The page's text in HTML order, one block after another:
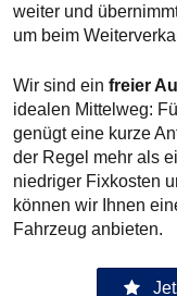
weiter und
um beim
Wir sind ein freier
idealen Mittelweg:
genügt eine kurze
der Regel mehr als
niedriger Fixkosten
können wir Ihnen
Fahrzeug anbieten.